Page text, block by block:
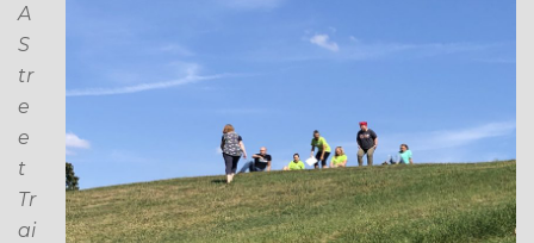
A
S
tr
e
e
t
Tr
ai